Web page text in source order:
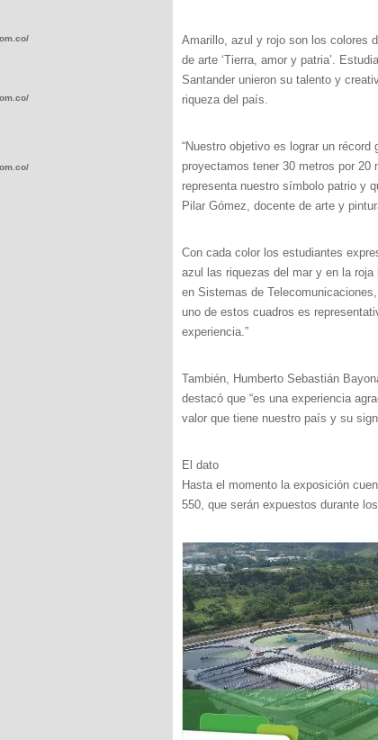
Amarillo, azul y rojo son los colores
de arte ‘Tierra, amor y patria’.
Santander unieron su talento y
riqueza del país.
“Nuestro objetivo es lograr un
proyectamos tener 30 metros por
representa nuestro símbolo patrio y
Pilar Gómez, docente de arte y
Con cada color los estudiantes
azul las riquezas del mar y en la
en Sistemas de
uno de estos cuadros es
experiencia.”
También, Humberto Sebastián
destacó que “es una experiencia
valor que tiene nuestro país y su
El dato
Hasta el momento la exposición
550, que serán expuestos durante
wp-
wp-
wp-